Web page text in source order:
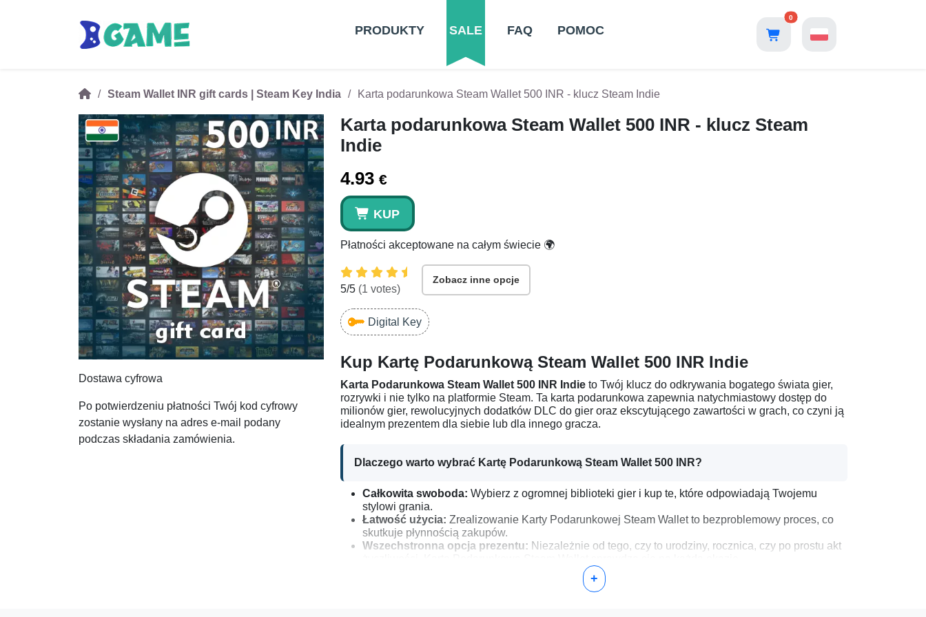
PRODUKTY SALE FAQ POMOC
0
Steam Wallet INR gift cards | Steam Key India Karta podarunkowa Steam Wallet 500 INR - klucz Steam Indie
Dostawa cyfrowa
Po potwierdzeniu płatności Twój kod cyfrowy
zostanie wysłany na adres e-mail podany
podczas składania zamówienia.
Karta podarunkowa Steam Wallet 500 INR - klucz Steam
Indie
4.93 €
KUP
Płatności akceptowane na całym świecie 🌍
5/5 (1 votes)
Zobacz inne opcje
Digital Key
Kup Kartę Podarunkową Steam Wallet 500 INR Indie
Karta Podarunkowa Steam Wallet 500 INR Indie to Twój klucz do odkrywania bogatego świata gier,
rozrywki i nie tylko na platformie Steam. Ta karta podarunkowa zapewnia natychmiastowy dostęp do
milionów gier, rewolucyjnych dodatków DLC do gier oraz ekscytującego zawartości w grach, co czyni ją
idealnym prezentem dla siebie lub dla innego gracza.
Dlaczego warto wybrać Kartę Podarunkową Steam Wallet 500 INR?
Całkowita swoboda: Wybierz z ogromnej biblioteki gier i kup te, które odpowiadają Twojemu
stylowi grania.
Łatwość użycia: Zrealizowanie Karty Podarunkowej Steam Wallet to bezproblemowy proces, co
skutkuje płynnością zakupów.
Wszechstronna opcja prezentu: Niezależnie od tego, czy to urodziny, rocznica, czy po prostu akt
+